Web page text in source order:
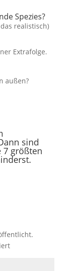
Spezies?
realistisch)
Extrafolge.
außen?
sind
7 größten